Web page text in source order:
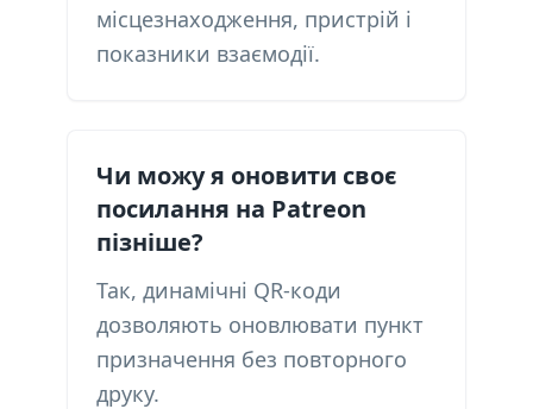
місцезнаходження, пристрій і
показники взаємодії.
Чи можу я оновити своє
посилання на Patreon
пізніше?
Так, динамічні QR-коди
дозволяють оновлювати пункт
призначення без повторного
друку.